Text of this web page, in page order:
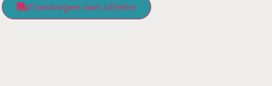
Toevoegen aan offerte